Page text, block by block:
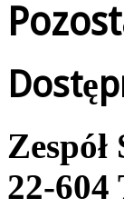
22-604